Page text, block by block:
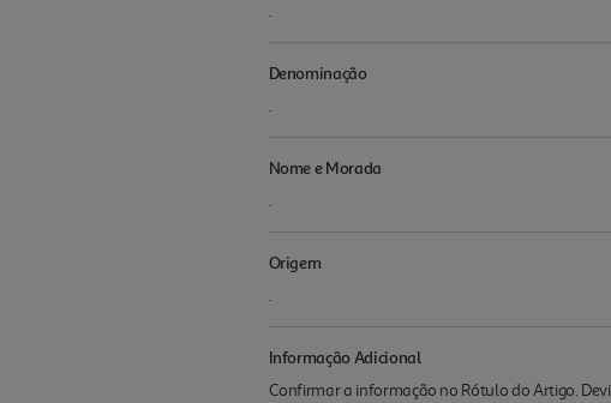
.
Denominação
.
Nome e Morada
.
Origem
.
Informação Adicional
Confirmar a informação no Rótulo do Artigo.